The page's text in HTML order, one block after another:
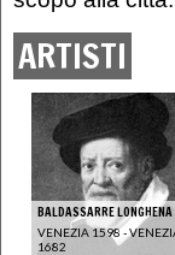
ARTISTI
BALDASSARRE LONGHENA
VENEZIA 1598 -
1682